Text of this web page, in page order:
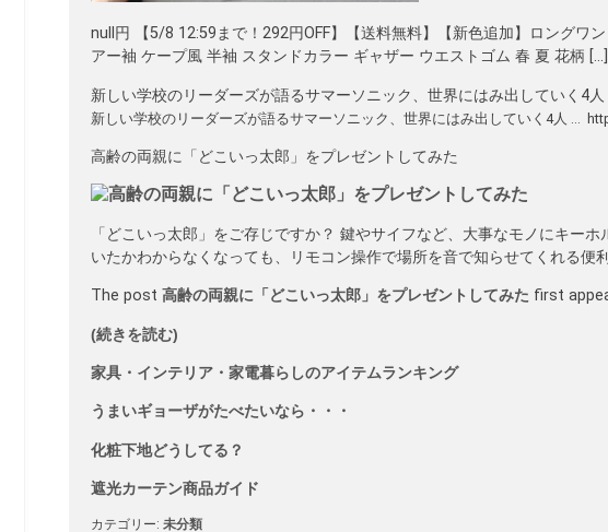
null円 【5/8 12:59まで！292円OFF】【送料無料】【新色追加】ロングワ
アー袖 ケープ風 半袖 スタンドカラー ギャザー ウエストゴム 春 夏 花柄 […]
新しい学校のリーダーズが語るサマーソニック、世界にはみ出していく
新しい学校のリーダーズが語るサマーソニック、世界にはみ出していく4人 …
高齢の両親に「どこいっ太郎」をプレゼントしてみた
「どこいっ太郎」をご存じですか？ 鍵やサイフなど、大事なモノにキー
いたかわからなくなっても、リモコン操作で場所を音で知らせてくれる便
The post 高齢の両親に「どこいっ太郎」をプレゼントしてみた first
(続きを読む)
家具・インテリア・家電暮らしのアイテムランキング
うまいギョーザがたべたいなら・・・
化粧下地どうしてる？
遮光カーテン商品ガイド
カテゴリー: 未分類